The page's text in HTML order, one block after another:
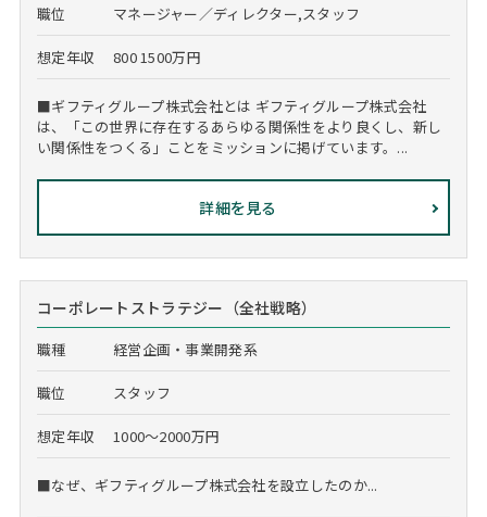
職位 マネージャー／ディレクター,スタッフ
想定年収 800 1500万円
■ギフティグループ株式会社とは ギフティグループ株式会社
は、「この世界に存在するあらゆる関係性をより良くし、新し
い関係性をつくる」ことをミッションに掲げています。...
詳細を見る
コーポレートストラテジー（全社戦略）
職種 経営企画・事業開発系
職位 スタッフ
想定年収 1000～2000万円
■なぜ、ギフティグループ株式会社を設立したのか...